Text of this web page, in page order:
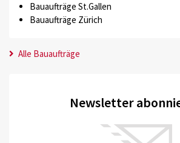
Bauaufträge St.Gallen
Bauaufträge Zürich
Alle Bauaufträge
Newsletter